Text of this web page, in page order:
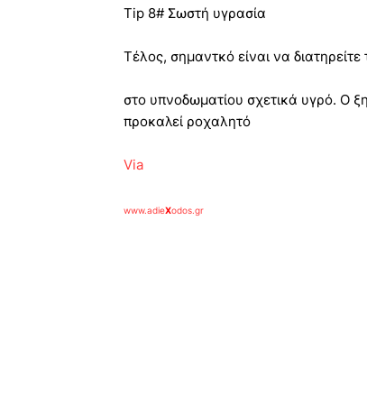
Tip 8# Σωστή υγρασία
Τέλος, σημαντκό είναι να
στο υπνοδωματίου σχετικά υγρό. Ο
προκαλεί ροχαλητό
Via
www.adieXodos.gr